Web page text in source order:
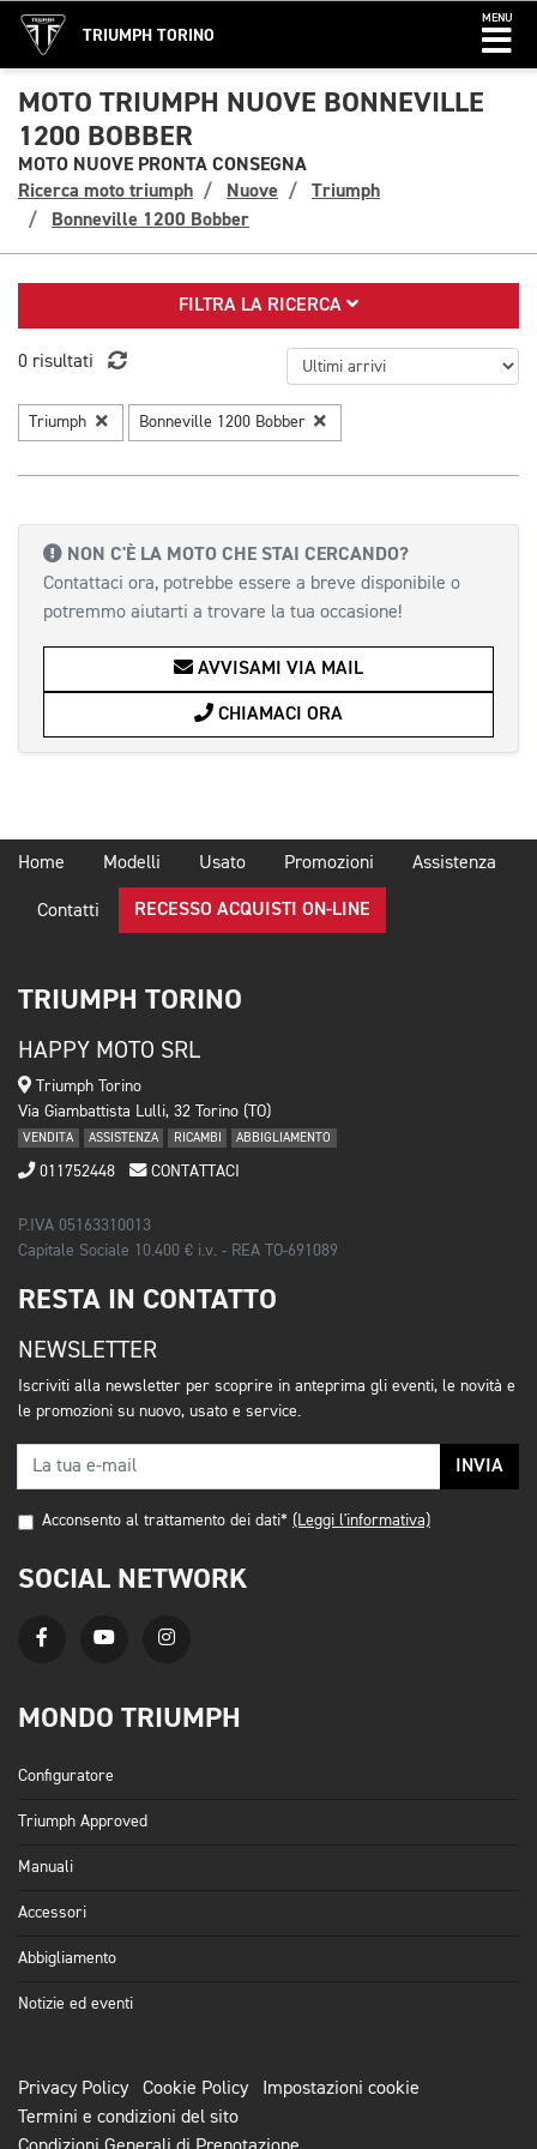
TRIUMPH TORINO
MENU
MOTO TRIUMPH NUOVE BONNEVILLE
1200 BOBBER
MOTO NUOVE PRONTA CONSEGNA
Ricerca moto triumph
Nuove
Triumph
Bonneville 1200 Bobber
FILTRA LA RICERCA
0 risultati
Triumph Bonneville 1200 Bobber
NON C'È LA MOTO CHE STAI CERCANDO?
Contattaci ora, potrebbe essere a breve disponibile o
potremmo aiutarti a trovare la tua occasione!
AVVISAMI VIA MAIL
CHIAMACI ORA
Home Modelli Usato Promozioni Assistenza
Contatti RECESSO ACQUISTI ON-LINE
TRIUMPH TORINO
HAPPY MOTO SRL
Triumph Torino
Via Giambattista Lulli, 32 Torino (TO)
VENDITA ASSISTENZA RICAMBI ABBIGLIAMENTO
011752448 CONTATTACI
P.IVA 05163310013
Capitale Sociale 10.400 € i.v. - REA TO-691089
RESTA IN CONTATTO
NEWSLETTER
Iscriviti alla newsletter per scoprire in anteprima gli eventi, le novità e
le promozioni su nuovo, usato e service.
INVIA
Acconsento al trattamento dei dati* (Leggi l'informativa)
SOCIAL NETWORK
MONDO TRIUMPH
Configuratore
Triumph Approved
Manuali
Accessori
Abbigliamento
Notizie ed eventi
Privacy Policy Cookie Policy
Impostazioni cookie
Termini e condizioni del sito